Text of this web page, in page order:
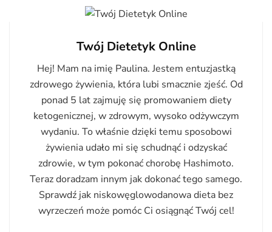
Twój Dietetyk Online
Hej! Mam na imię Paulina. Jestem entuzjastką
zdrowego żywienia, która lubi smacznie zjeść. Od
ponad 5 lat zajmuję się promowaniem diety
ketogenicznej, w zdrowym, wysoko odżywczym
wydaniu. To właśnie dzięki temu sposobowi
żywienia udało mi się schudnąć i odzyskać
zdrowie, w tym pokonać chorobę Hashimoto.
Teraz doradzam innym jak dokonać tego samego.
Sprawdź jak niskowęglowodanowa dieta bez
wyrzeczeń może pomóc Ci osiągnąć Twój cel!